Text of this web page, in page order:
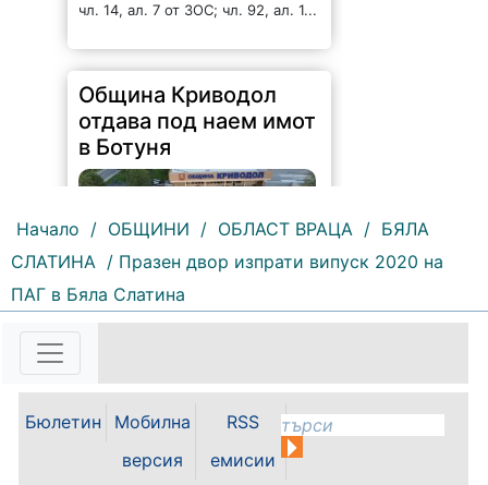
чл. 14, ал. 7 от ЗОС; чл. 92, ал. 1...
Община Криводол
отдава под наем имот
в Ботуня
135 | 2026-08-07 11:30:54
ВРАЦА 3060 гр. Криводол, ул.
„Освобождение” № 13, тел.
09117/20-45, e-mail:
krivodol@mbox.is-bg.net ОБЯВА
На основание чл. 8, ал. 4,
чл. 14, ал. 7 от ЗОС; чл. 92, ал. 1...
Начало / ОБЩИНИ / ОБЛАСТ ВРАЦА / БЯЛА
СЛАТИНА / Празен двор изпрати випуск 2020 на
ПАГ в Бяла Слатина
Бюлетин
Мобилна
версия
RSS
емисии